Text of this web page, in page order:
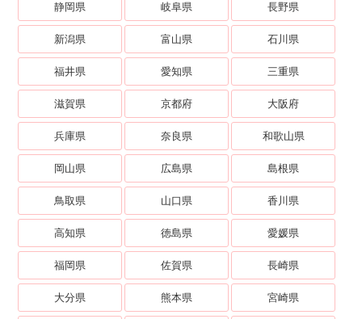
静岡県 岐阜県 長野県
新潟県 富山県 石川県
福井県 愛知県 三重県
滋賀県 京都府 大阪府
兵庫県 奈良県 和歌山県
岡山県 広島県 島根県
鳥取県 山口県 香川県
高知県 徳島県 愛媛県
福岡県 佐賀県 長崎県
大分県 熊本県 宮崎県